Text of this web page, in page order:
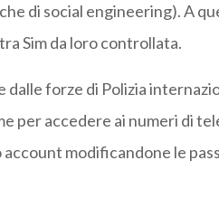
di social engineering). A
Sim da loro controllata.
forze di Polizia
per accedere ai numeri di
modificandone le